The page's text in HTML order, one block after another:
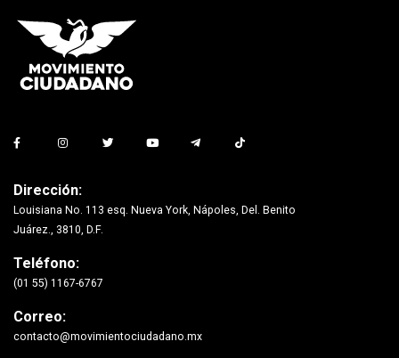
Dirección:
Louisiana No. 113 esq. Nueva York, Nápoles, Del. Benito
Juárez., 3810, D.F.
Teléfono:
(01 55) 1167-6767
Correo:
contacto@movimientociudadano.mx